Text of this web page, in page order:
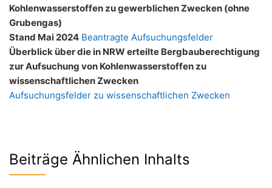
Kohlenwasserstoffen zu gewerblichen Zwecken (ohne
Grubengas)
Stand Mai 2024 Beantragte Aufsuchungsfelder
Überblick über die in NRW erteilte Bergbauberechtigung
zur Aufsuchung von Kohlenwasserstoffen zu
wissenschaftlichen Zwecken
Aufsuchungsfelder zu wissenschaftlichen Zwecken
Beiträge Ähnlichen Inhalts